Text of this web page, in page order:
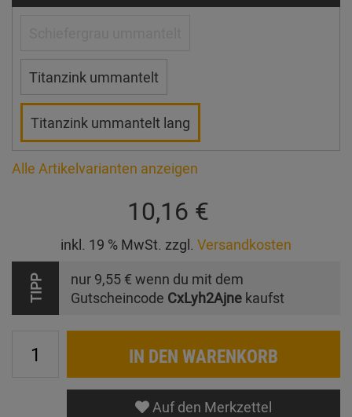
Titanzink ummantelt
Titanzink ummantelt lang
Alle Artikelvarianten anzeigen
10,16 €
inkl. 19 % MwSt. zzgl. Versandkosten
TIPP nur 9,55 € wenn du mit dem
Gutscheincode CxLyh2Ajne kaufst
IN DEN WARENKORB
Auf den Merkzettel